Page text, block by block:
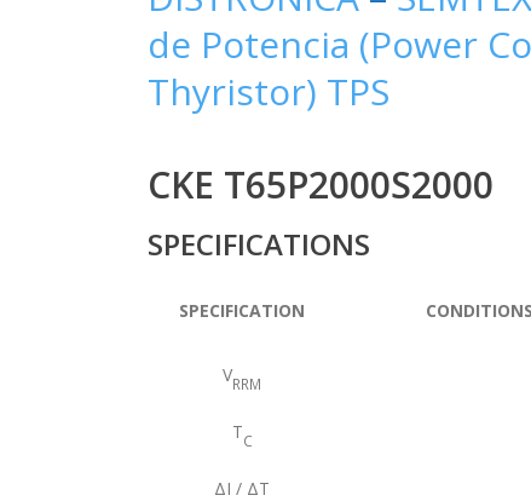
de Potencia (Power
Thyristor) TPS
CKE T65P2000S2000
SPECIFICATIONS
SPECIFICATION CONDITIONS
VRRM
TC
ΔI / ΔT